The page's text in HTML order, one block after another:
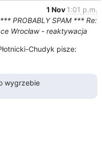
1 Nov 1:01 p.m.
PROBABLY SPAM *** Re:
Wrocław - reaktywacja
Chudyk pisze:
wygrzebie